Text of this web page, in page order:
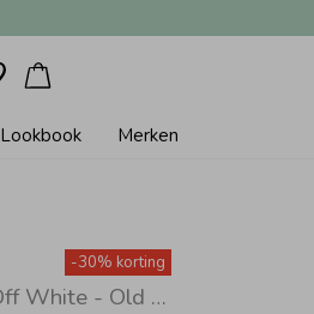
Lookbook Merken
T-shirt Aerobic OW-VR Off White - Old Rose
-30% korting